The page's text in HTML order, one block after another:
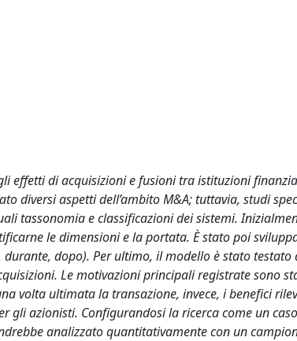
effetti di acquisizioni e fusioni tra istituzioni
diversi aspetti dell’ambito M&A; tuttavia, studi
tassonomia e classificazioni dei sistemi.
le dimensioni e la portata. È stato poi
dopo). Per ultimo, il modello è stato testato
Le motivazioni principali registrate sono
volta ultimata la transazione, invece, i benefici
gli azionisti. Configurandosi la ricerca come un
analizzato quantitativamente con un